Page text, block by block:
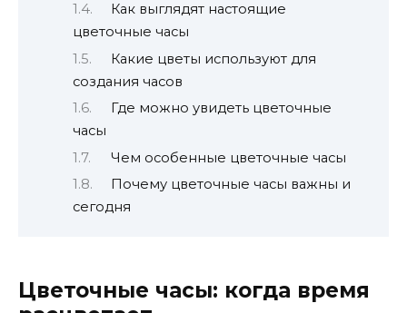
Как выглядят настоящие
цветочные часы
Какие цветы используют для
создания часов
Где можно увидеть цветочные
часы
Чем особенные цветочные часы
Почему цветочные часы важны и
сегодня
Цветочные часы: когда время